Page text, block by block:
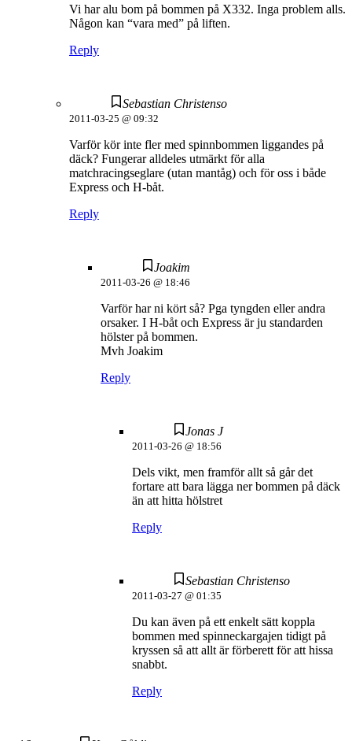
Vi har alu bom på bommen på X332. Inga problem alls.
Någon kan “vara med” på liften.
Reply
Sebastian Christenso
2011-03-25 @ 09:32
Varför kör inte fler med spinnbommen liggandes på
däck? Fungerar alldeles utmärkt för alla
matchracingseglare (utan mantåg) och för oss i både
Express och H-båt.
Reply
Joakim
2011-03-26 @ 18:46
Varför har ni kört så? Pga tyngden eller andra
orsaker. I H-båt och Express är ju standarden
hölster på bommen.
Mvh Joakim
Reply
Jonas J
2011-03-26 @ 18:56
Dels vikt, men framför allt så går det
fortare att bara lägga ner bommen på däck
än att hitta hölstret
Reply
Sebastian Christenso
2011-03-27 @ 01:35
Du kan även på ett enkelt sätt koppla
bommen med spinneckargajen tidigt på
kryssen så att allt är förberett för att hissa
snabbt.
Reply